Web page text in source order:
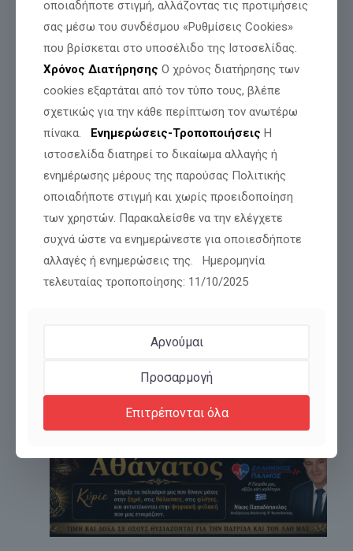
Νίκος Παπαδόπουλος: Δήλωση για ψευδές
δημοσίευμα και αποκατάσταση της
αλήθειας
Διαβάστε περισσότερα
οποιαδήποτε στιγμή, αλλάζοντας τις προτιμήσεις
σας μέσω του συνδέσμου «Ρυθμίσεις Cookies»
που βρίσκεται στο υποσέλιδο της Ιστοσελίδας.
Χρόνος Διατήρησης Ο χρόνος διατήρησης των
cookies εξαρτάται από τον τύπο τους, βλέπε
σχετικώς για την κάθε περίπτωση τον ανωτέρω
πίνακα. Ενημερώσεις-Τροποποιήσεις Η
ιστοσελίδα διατηρεί το δικαίωμα αλλαγής ή
ενημέρωσης μέρους της παρούσας Πολιτικής
οποιαδήποτε στιγμή και χωρίς προειδοποίηση
των χρηστών. Παρακαλείσθε να την ελέγχετε
συχνά ώστε να ενημερώνεστε για οποιεσδήποτε
αλλαγές ή ενημερώσεις της. Ημερομηνία
τελευταίας τροποποίησης: 11/10/2025
Αρνούμαι
Προσαρμογή
Επιτρέπονται όλα